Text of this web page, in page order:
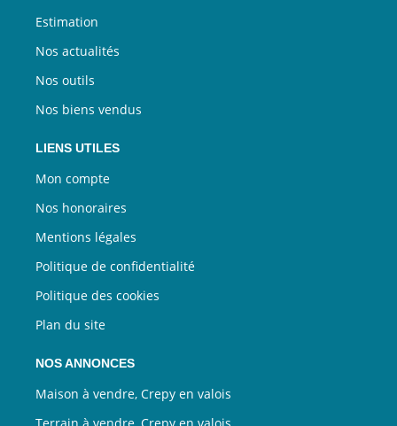
Estimation
Nos actualités
Nos outils
Nos biens vendus
LIENS UTILES
Mon compte
Nos honoraires
Mentions légales
Politique de confidentialité
Politique des cookies
Plan du site
NOS ANNONCES
Maison à vendre, Crepy en valois